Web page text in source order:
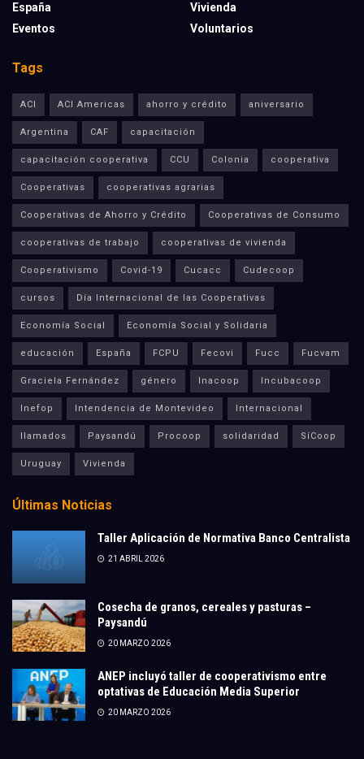
España
Eventos
Vivienda
Voluntarios
Tags
ACI ACI Americas ahorro y crédito aniversario
Argentina CAF capacitación
capacitación cooperativa CCU Colonia cooperativa
Cooperativas cooperativas agrarias
Cooperativas de Ahorro y Crédito Cooperativas de Consumo
cooperativas de trabajo cooperativas de vivienda
Cooperativismo Covid-19 Cucacc Cudecoop
cursos Día Internacional de las Cooperativas
Economía Social Economía Social y Solidaria
educación España FCPU Fecovi Fucc Fucvam
Graciela Fernández género Inacoop Incubacoop
Inefop Intendencia de Montevideo Internacional
llamados Paysandú Procoop solidaridad SíCoop
Uruguay Vivienda
Últimas Noticias
Taller Aplicación de Normativa Banco Centralista
21 ABRIL 2026
Cosecha de granos, cereales y pasturas –
Paysandú
20 MARZO 2026
ANEP incluyó taller de cooperativismo entre
optativas de Educación Media Superior
20 MARZO 2026